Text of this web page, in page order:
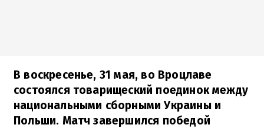
В воскресенье, 31 мая, во Вроцлаве
состоялся товарищеский поединок между
национальными сборными Украины и
Польши. Матч завершился победой